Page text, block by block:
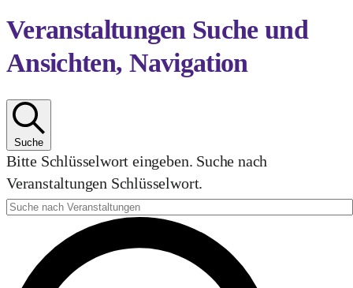
Veranstaltungen Suche und
Ansichten, Navigation
Suche
Bitte Schlüsselwort eingeben. Suche nach
Veranstaltungen Schlüsselwort.